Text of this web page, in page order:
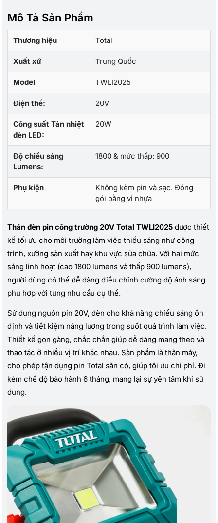
Mô Tả Sản Phẩm
Thương hiệu Total
Xuất xứ Trung Quốc
Model TWLI2025
Điện thế: 20V
Công suất Tản nhiệt
đèn LED:
20W
Độ chiếu sáng
Lumens:
1800 & mức thấp: 900
Phụ kiện
Không kèm pin và sạc. Đóng
gói bằng vỉ nhựa
Thân đèn pin công trường 20V Total TWLI2025 được thiết
kế tối ưu cho môi trường làm việc thiếu sáng như công
trình, xưởng sản xuất hay khu vực sửa chữa. Với hai mức
sáng linh hoạt (cao 1800 lumens và thấp 900 lumens),
người dùng có thể dễ dàng điều chỉnh cường độ ánh sáng
phù hợp với từng nhu cầu cụ thể.
Sử dụng nguồn pin 20V, đèn cho khả năng chiếu sáng ổn
định và tiết kiệm năng lượng trong suốt quá trình làm việc.
Thiết kế gọn gàng, chắc chắn giúp dễ dàng mang theo và
thao tác ở nhiều vị trí khác nhau. Sản phẩm là thân máy,
cho phép tận dụng pin Total sẵn có, giúp tối ưu chi phí. Đi
kèm chế độ bảo hành 6 tháng, mang lại sự yên tâm khi sử
dụng.